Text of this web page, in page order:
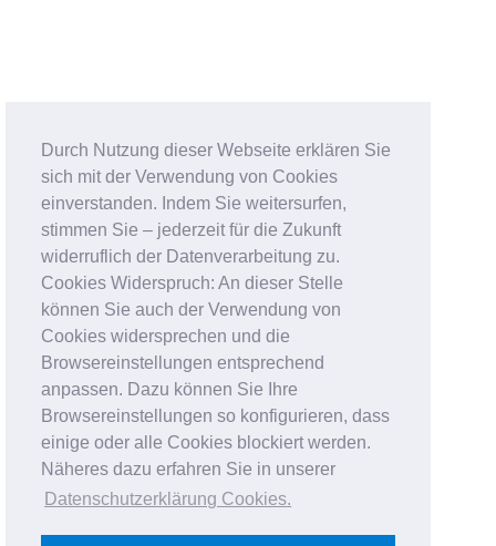
Durch Nutzung dieser Webseite erklären Sie
sich mit der Verwendung von Cookies
einverstanden. Indem Sie weitersurfen,
stimmen Sie – jederzeit für die Zukunft
widerruflich der Datenverarbeitung zu.
Cookies Widerspruch: An dieser Stelle
können Sie auch der Verwendung von
Cookies widersprechen und die
Browsereinstellungen entsprechend
anpassen. Dazu können Sie Ihre
Browsereinstellungen so konfigurieren, dass
einige oder alle Cookies blockiert werden.
Näheres dazu erfahren Sie in unserer
Datenschutzerklärung Cookies.